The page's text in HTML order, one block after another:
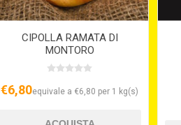
CIPOLLA RAMATA DI
MONTORO
€6,80equivale a €6,80 per 1 kg(s)